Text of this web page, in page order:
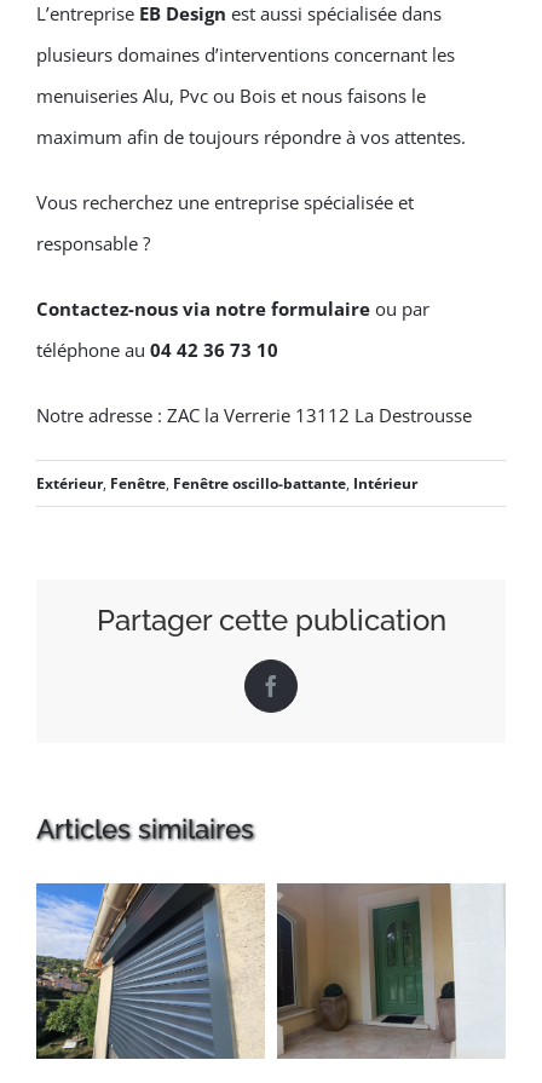
L’entreprise EB Design est aussi spécialisée dans
plusieurs domaines d’interventions concernant les
menuiseries Alu, Pvc ou Bois et nous faisons le
maximum afin de toujours répondre à vos attentes.
Vous recherchez une entreprise spécialisée et
responsable ?
Contactez-nous via notre formulaire ou par
téléphone au 04 42 36 73 10
Notre adresse : ZAC la Verrerie 13112 La Destrousse
Extérieur, Fenêtre, Fenêtre oscillo-battante, Intérieur
Partager cette publication
Facebook
Articles similaires